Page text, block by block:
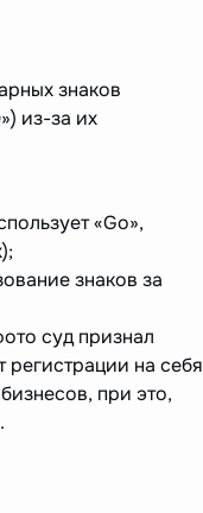
знаков
из-за их
«Go»,
знаков за
суд признал
на себя
при это,